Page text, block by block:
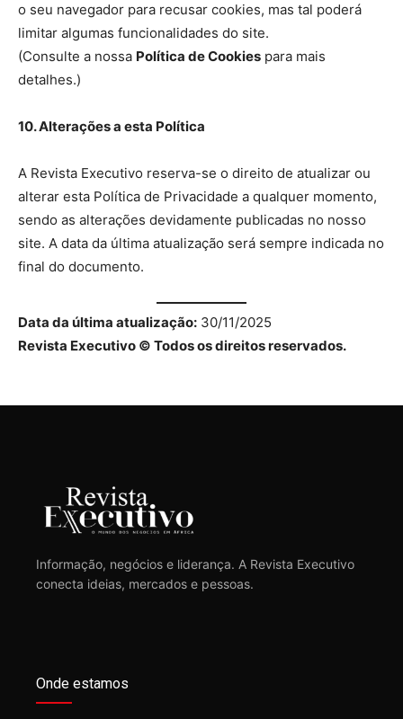
o seu navegador para recusar cookies, mas tal poderá
limitar algumas funcionalidades do site.
(Consulte a nossa Política de Cookies para mais
detalhes.)
10. Alterações a esta Política
A Revista Executivo reserva-se o direito de atualizar ou
alterar esta Política de Privacidade a qualquer momento,
sendo as alterações devidamente publicadas no nosso
site. A data da última atualização será sempre indicada no
final do documento.
Data da última atualização: 30/11/2025
Revista Executivo © Todos os direitos reservados.
Informação, negócios e liderança. A Revista Executivo
conecta ideias, mercados e pessoas.
Onde estamos